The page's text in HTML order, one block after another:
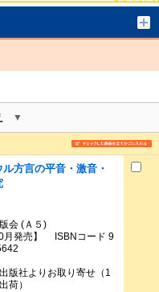
方言の平音・激音・
会 (Ａ５)
月発売】 ISBNコード 9
版社よりお取り寄せ（1
荷）